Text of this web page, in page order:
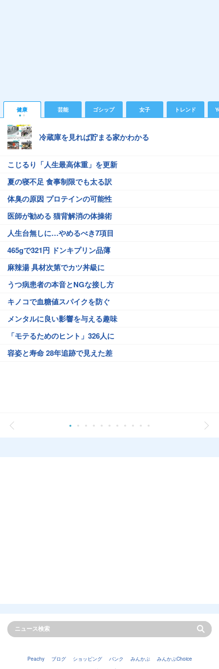
健康 芸能 ゴシップ 女子 トレンド
冷蔵庫を見れば貯まる家かわかる
こじるり「人生最高体重」を更新
夏の寝不足 食事制限でも太る訳
体臭の原因 プロテインの可能性
医師が勧める 猫背解消の体操術
人生台無しに…やめるべき7項目
465gで321円 ドンキプリン品薄
麻辣湯 具材次第でカツ丼級に
うつ病患者の本音とNGな接し方
キノコで血糖値スパイクを防ぐ
メンタルに良い影響を与える趣味
「モテるためのヒント」326人に
容姿と寿命 28年追跡で見えた差
Peachy ブログ ショッピング バンク みんかぶ
みんかぶChoice